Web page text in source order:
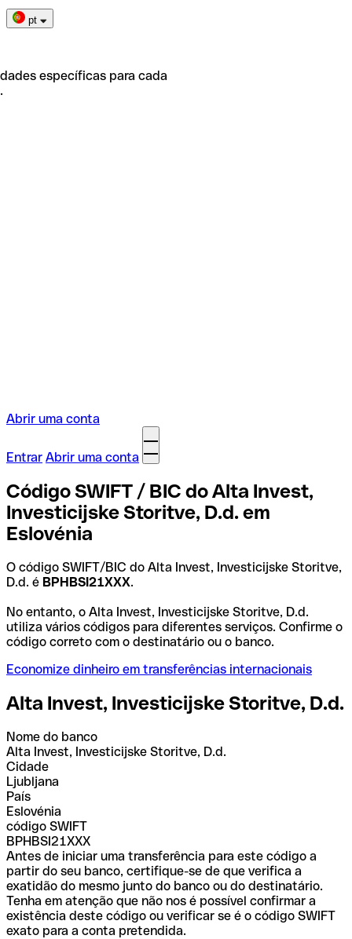
pt
específicas para cada
Abrir uma conta
Entrar Abrir uma conta
Código SWIFT / BIC do Alta Invest,
Investicijske Storitve, D.d. em
Eslovénia
O código SWIFT/BIC do Alta Invest, Investicijske Storitve,
D.d. é BPHBSI21XXX.
No entanto, o Alta Invest, Investicijske Storitve, D.d.
utiliza vários códigos para diferentes serviços. Confirme o
código correto com o destinatário ou o banco.
Economize dinheiro em transferências internacionais
Alta Invest, Investicijske Storitve, D.d.
Nome do banco
Alta Invest, Investicijske Storitve, D.d.
Cidade
Ljubljana
País
Eslovénia
código SWIFT
BPHBSI21XXX
Antes de iniciar uma transferência para este código a
partir do seu banco, certifique-se de que verifica a
exatidão do mesmo junto do banco ou do destinatário.
Tenha em atenção que não nos é possível confirmar a
existência deste código ou verificar se é o código SWIFT
exato para a conta pretendida.